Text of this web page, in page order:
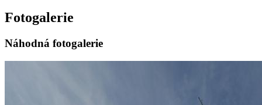
Fotogalerie
Náhodná fotogalerie